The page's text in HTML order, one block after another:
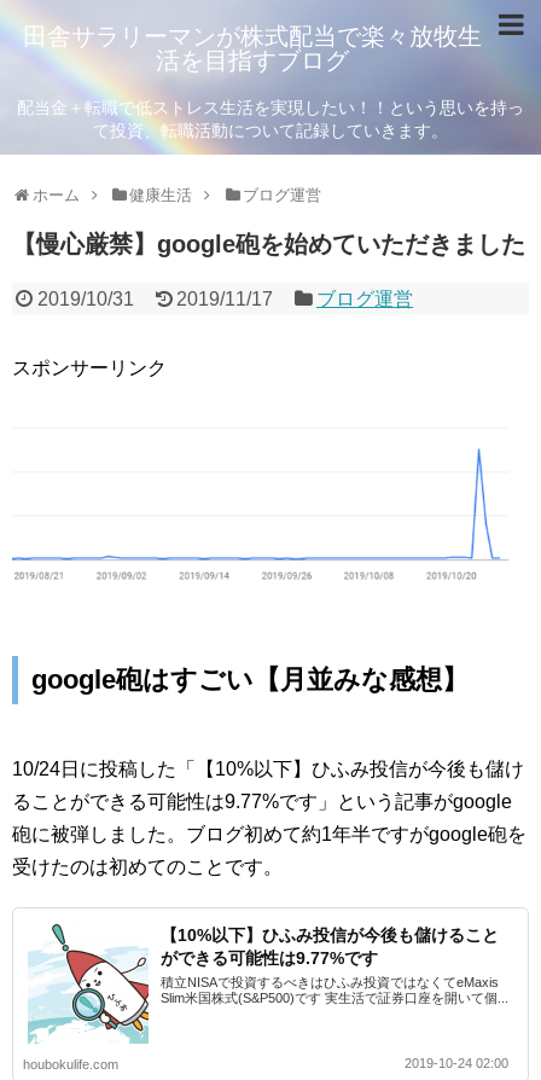
田舎サラリーマンが株式配当で楽々放牧生
活を目指すブログ
配当金＋転職で低ストレス生活を実現したい！！という思いを持っ
て投資、転職活動について記録していきます。
ホーム 健康生活 ブログ運営
【慢心厳禁】google砲を始めていただきました
2019/10/31 2019/11/17 ブログ運営
スポンサーリンク
google砲はすごい【月並みな感想】
10/24日に投稿した「【10%以下】ひふみ投信が今後も儲け
ることができる可能性は9.77%です」という記事がgoogle
砲に被弾しました。ブログ初めて約1年半ですがgoogle砲を
受けたのは初めてのことです。
【10%以下】ひふみ投信が今後も儲けること
ができる可能性は9.77%です
積立NISAで投資するべきはひふみ投資ではなくてeMaxis
Slim米国株式(S&P500)です 実生活で証券口座を開いて個...
houbokulife.com 2019-10-24 02:00